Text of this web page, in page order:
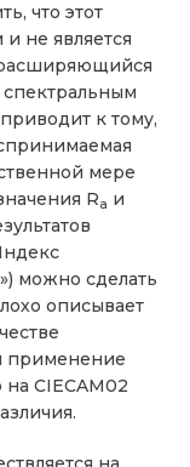
что этот
не является
к тому,
мере
Ra и
можно сделать
описывает
применение
CIECAM02